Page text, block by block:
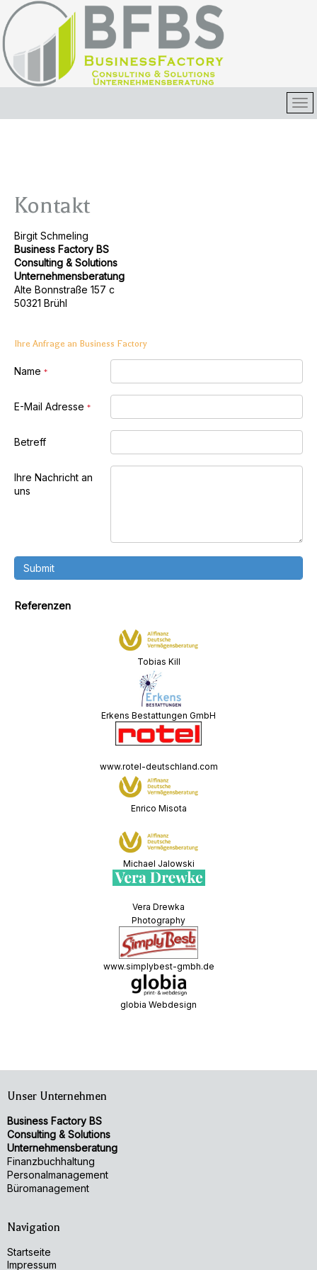
Kontakt
Birgit Schmeling
Business Factory BS
Consulting & Solutions
Unternehmensberatung
Alte Bonnstraße 157 c
50321 Brühl
Ihre Anfrage an Business Factory
Name *
E-Mail Adresse *
Betreff
Ihre Nachricht an
uns
Submit
Referenzen
Tobias Kill
Erkens Bestattungen GmbH
www.rotel-deutschland.com
Enrico Misota
Michael Jalowski
Vera Drewka
Photography
www.simplybest-gmbh.de
globia Webdesign
Unser Unternehmen
Business Factory BS
Consulting & Solutions
Unternehmensberatung
Finanzbuchhaltung
Personalmanagement
Büromanagement
Navigation
Startseite
Impressum